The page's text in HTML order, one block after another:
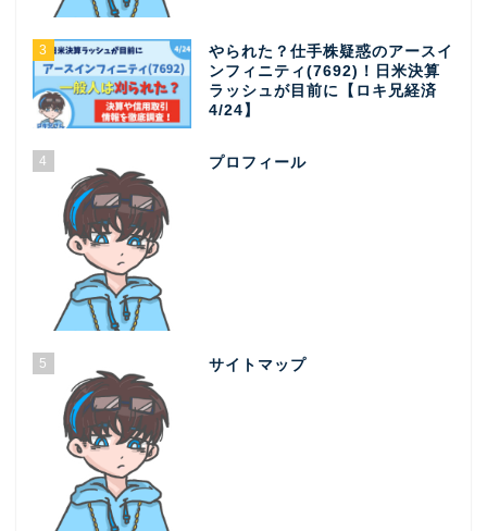
3
やられた？仕手株疑惑のアースイ
ンフィニティ(7692)！日米決算
ラッシュが目前に【ロキ兄経済
4/24】
4 プロフィール
5 サイトマップ